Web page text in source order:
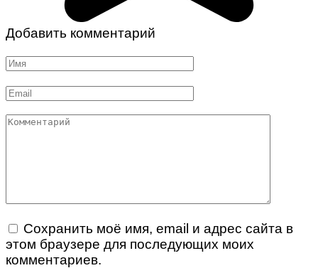
Добавить комментарий
Имя
Email
Комментарий
Сохранить моё имя, email и адрес сайта в
этом браузере для последующих моих
комментариев.